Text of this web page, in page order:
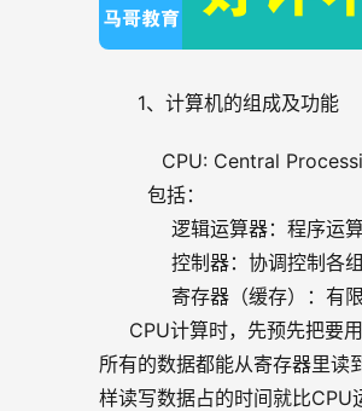
1、计算机的组成及功能
CPU: Central
包括：
逻辑运算器：程序运算
控制器：协调控制各组
寄存器（缓存）：有限存
CPU计算时，先预先把要用
所有的数据都能从寄存器里读
样读写数据占的时间就比CPU